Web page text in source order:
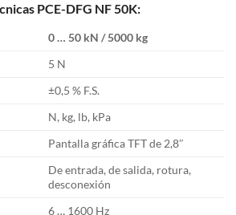
PCE-DFG NF 50K:
0 … 50 kN / 5000 kg
5 N
±0,5 % F.S.
N, kg, lb, kPa
Pantalla gráfica TFT de 2,8″
De entrada, de salida, rotura,
desconexión
6 … 1600 Hz